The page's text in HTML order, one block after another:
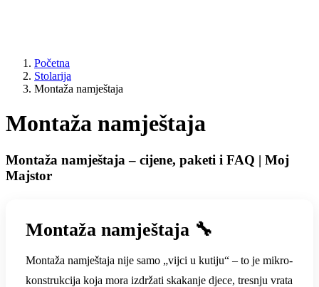
Početna
Stolarija
Montaža namještaja
Montaža namještaja
Montaža namještaja – cijene, paketi i FAQ | Moj
Majstor
Montaža namještaja 🔧
Montaža namještaja nije samo „vijci u kutiju“ – to je mikro-
konstrukcija koja mora izdržati skakanje djece, tresnju vrata